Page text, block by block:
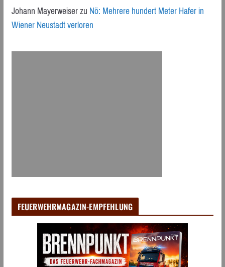
Johann MayerweiserzuNö: Mehrere hundert Meter Hafer in
Wiener Neustadt verloren
FEUERWEHRMAGAZIN-EMPFEHLUNG